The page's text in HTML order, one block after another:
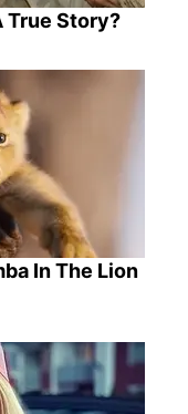
True Story?
In The Lion